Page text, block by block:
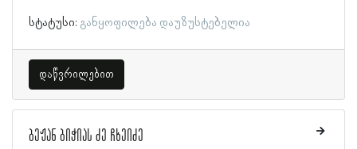
სტატუსი: განყოფილება დაუზუსტებელია
დაწვრილებით
ბეჟან ბიჭიას ძე ჩხეიძე